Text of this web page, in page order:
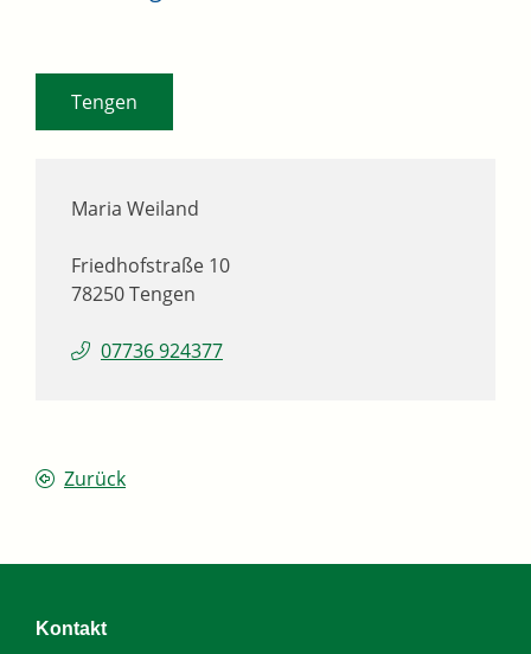
Maria Weiland
Friedhofstraße 10
78250Tengen
07736 924377
Tengen
Zurück
Kontakt